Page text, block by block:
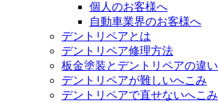
個人のお客様へ
自動車業界のお客様へ
デントリペアとは
デントリペア修理方法
板金塗装とデントリペアの違い
デントリペアが難しいへこみ
デントリペアで直せないへこみ